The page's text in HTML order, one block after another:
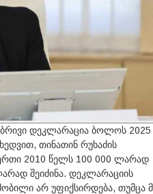
დეკლარაცია ბოლოს 2025
თინათინ რუხაძის
2010 წელს 100 000 ლარად
შეიძინა. დეკლარაციის
არ უფიქსირდება, თუმცა